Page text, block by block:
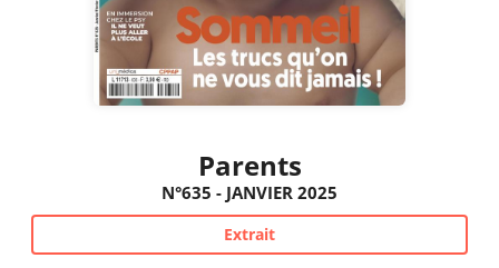
Parents
N°635 - JANVIER 2025
Extrait